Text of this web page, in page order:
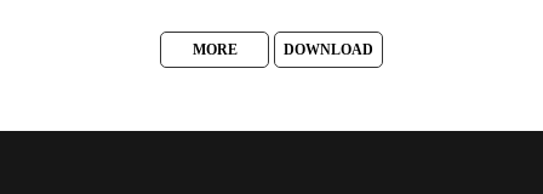
MORE DOWNLOAD